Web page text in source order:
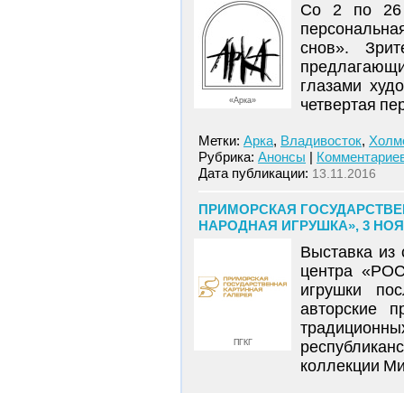
«Арка»
Со 2 по 26
снов».
глазами
четвертая
Метки: Арка, Владивосток,
Рубрика: Анонсы |
Дата публикации: 13.11.2016
ПРИМОРСКАЯ
НАРОДНАЯ ИГРУШКА», 3
ПГКГ
Выставка из
центра
игрушки
авторские
коллекции